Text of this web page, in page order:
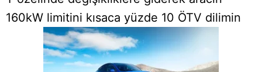
160kW limitini kısaca yüzde 10 ÖTV dilimin